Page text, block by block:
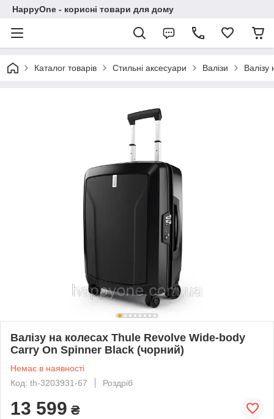
HappyOne - корисні товари для дому
Каталог товарів Стильні аксесуари Валізи
Валізу на колесах Thule Revolve Wide-body
Carry On Spinner Black (чорний)
Немає в наявності
Код: th-3203931-67
Роздріб
13 599 ₴